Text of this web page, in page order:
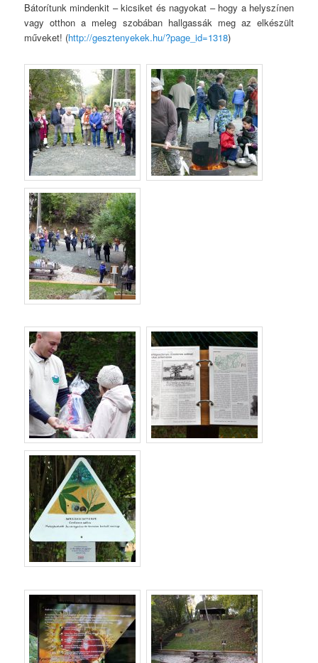
Bátorítunk mindenkit – kicsiket és nagyokat – hogy a helyszínen
vagy otthon a meleg szobában hallgassák meg az elkészült
műveket! (http://gesztenyekek.hu/?page_id=1318)